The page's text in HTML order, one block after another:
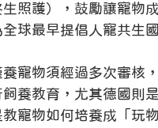
照護），鼓勵讓寵物
球最早提倡人寵共生
寵物須經過多次審核
養教育，尤其德國則
寵物如何培養成「玩